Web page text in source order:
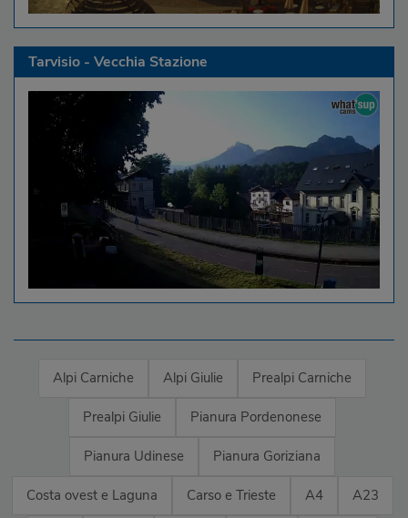
Tarvisio - Vecchia Stazione
Alpi Carniche Alpi Giulie Prealpi Carniche
Prealpi Giulie Pianura Pordenonese
Pianura Udinese Pianura Goriziana
Costa ovest e Laguna Carso e Trieste A4 A23